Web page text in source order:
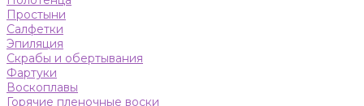
Простыни
Салфетки
Эпиляция
Скрабы и обертывания
Фартуки
Воскоплавы
Горячие пленочные воски